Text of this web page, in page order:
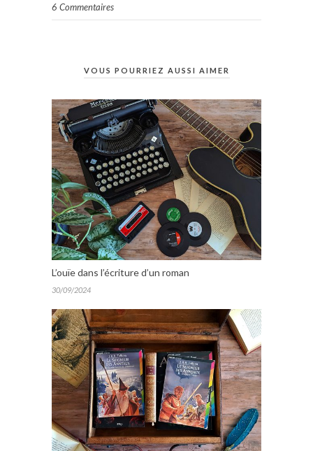
6 Commentaires
VOUS POURRIEZ AUSSI AIMER
L’ouïe dans l’écriture d’un roman
30/09/2024